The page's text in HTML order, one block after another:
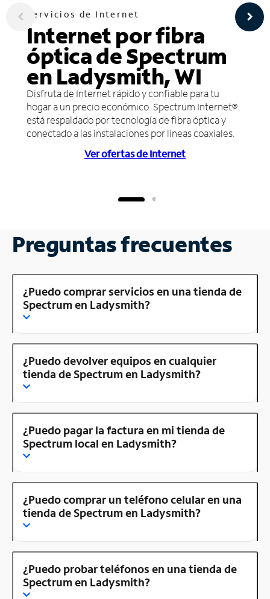
Servicios de Internet
Internet por fibra
óptica de Spectrum
en Ladysmith, WI
Disfruta de Internet rápido y confiable para tu
hogar a un precio económico. Spectrum Internet®
está respaldado por tecnología de fibra óptica y
conectado a las instalaciones por líneas coaxiales.
Ver ofertas de Internet
Preguntas frecuentes
¿Puedo comprar servicios en una tienda de
Spectrum en Ladysmith?
¿Puedo devolver equipos en cualquier
tienda de Spectrum en Ladysmith?
¿Puedo pagar la factura en mi tienda de
Spectrum local en Ladysmith?
¿Puedo comprar un teléfono celular en una
tienda de Spectrum en Ladysmith?
¿Puedo probar teléfonos en una tienda de
Spectrum en Ladysmith?